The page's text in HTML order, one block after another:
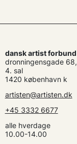
dansk artist forbund
dronningensgade 68,
4. sal
1420 københavn k
artisten@artisten.dk
+45 3332 6677
alle hverdage
10.00-14.00